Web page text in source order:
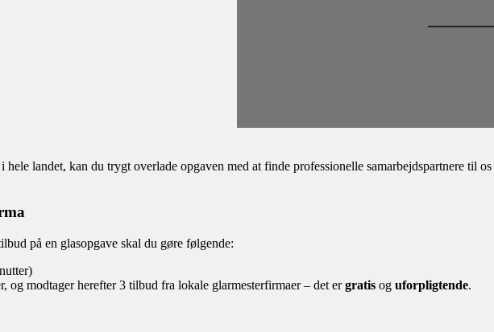
landet, kan du trygt overlade opgaven med at finde professionelle samarbejdspartnere til
på en glasopgave skal du gøre følgende:
modtager herefter 3 tilbud fra lokale glarmesterfirmaer – det ergratis og uforpligtende.